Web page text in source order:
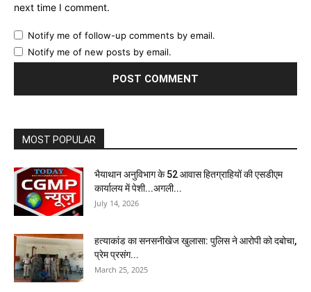
next time I comment.
Notify me of follow-up comments by email.
Notify me of new posts by email.
MOST POPULAR
भैयाथान अनुविभाग के 52 आवास हितग्राहियों की एसडीएम
कार्यालय में पेशी...अगली...
July 14, 2026
हत्याकांड का सनसनीखेज खुलासा: पुलिस ने आरोपी को दबोचा,
प्रेम प्रसंग...
March 25, 2025